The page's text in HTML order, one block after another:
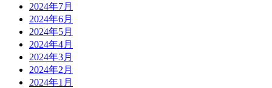
2024年7月
2024年6月
2024年5月
2024年4月
2024年3月
2024年2月
2024年1月